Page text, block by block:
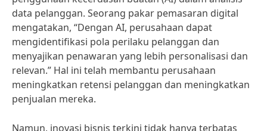
data pelanggan. Seorang pakar pemasaran digital
mengatakan, “Dengan AI, perusahaan dapat
mengidentifikasi pola perilaku pelanggan dan
menyajikan penawaran yang lebih personalisasi dan
relevan.” Hal ini telah membantu perusahaan
meningkatkan retensi pelanggan dan meningkatkan
penjualan mereka.
Namun, inovasi bisnis terkini tidak hanya terbatas